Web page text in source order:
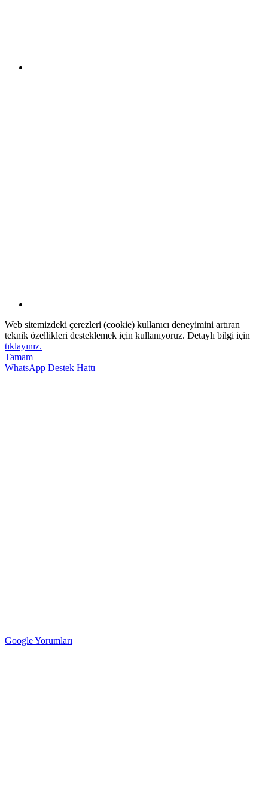
Web sitemizdeki çerezleri (cookie) kullanıcı deneyimini artıran
teknik özellikleri desteklemek için kullanıyoruz. Detaylı bilgi için
tıklayınız.
Tamam
WhatsApp Destek Hattı
Google Yorumları